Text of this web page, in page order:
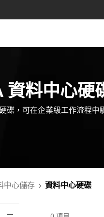
資料中心硬
碟，可在企業級工作流程中
中心儲存 資料中心硬碟